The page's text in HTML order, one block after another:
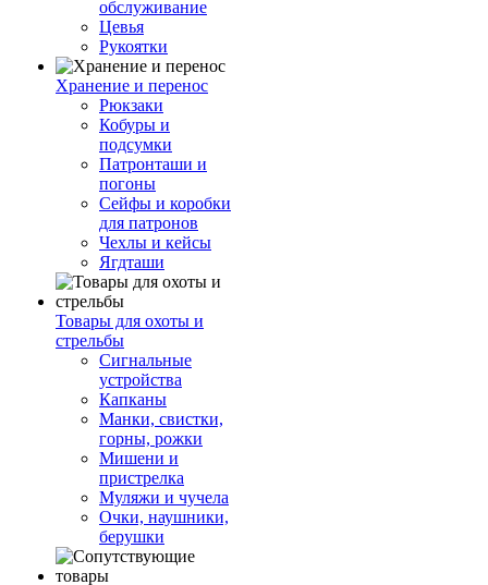
обслуживание
Цевья
Рукоятки
Хранение и перенос
Рюкзаки
Кобуры и
подсумки
Патронташи и
погоны
Сейфы и коробки
для патронов
Чехлы и кейсы
Ягдташи
Товары для охоты и
стрельбы
Сигнальные
устройства
Капканы
Манки, свистки,
горны, рожки
Мишени и
пристрелка
Муляжи и чучела
Очки, наушники,
берушки